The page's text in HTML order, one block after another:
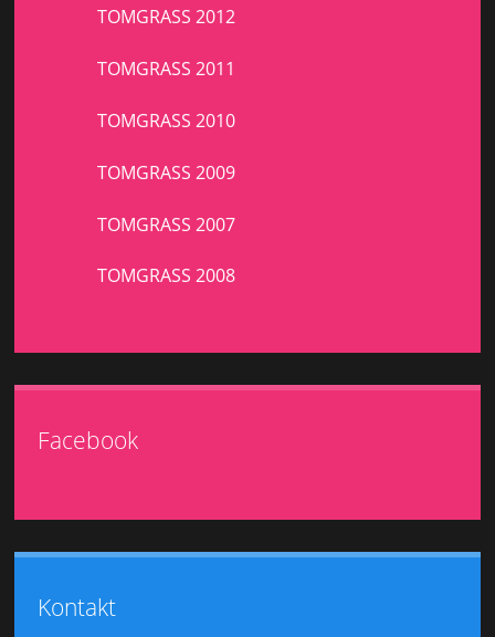
TOMGRASS 2012
TOMGRASS 2011
TOMGRASS 2010
TOMGRASS 2009
TOMGRASS 2007
TOMGRASS 2008
Facebook
Kontakt